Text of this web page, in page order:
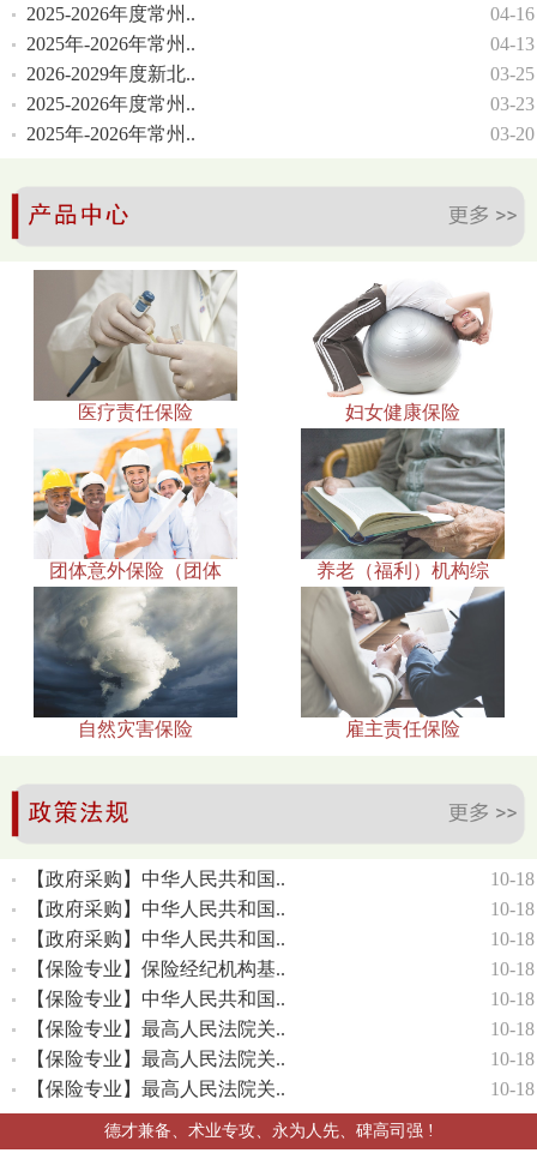
2025-2026年度常州..
04-16
2025年-2026年常州..
04-13
2026-2029年度新北..
03-25
2025-2026年度常州..
03-23
2025年-2026年常州..
03-20
医疗责任保险 妇女健康保险
团体意外保险（团体 养老（福利）机构综
自然灾害保险 雇主责任保险
【政府采购】中华人民共和国..
10-18
【政府采购】中华人民共和国..
10-18
【政府采购】中华人民共和国..
10-18
【保险专业】保险经纪机构基..
10-18
【保险专业】中华人民共和国..
10-18
【保险专业】最高人民法院关..
10-18
【保险专业】最高人民法院关..
10-18
【保险专业】最高人民法院关..
10-18
德才兼备、术业专攻、永为人先、碑高司强 !